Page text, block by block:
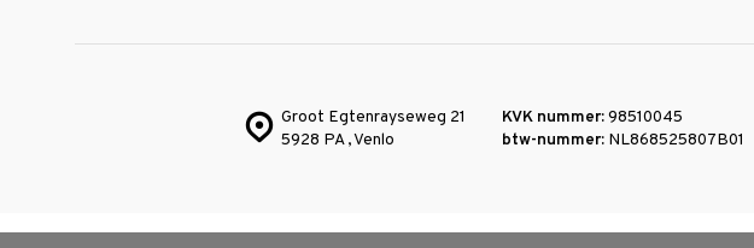
Groot Egtenrayseweg 21
5928 PA , Venlo
KVK nummer:98510045
btw-nummer: NL868525807B01